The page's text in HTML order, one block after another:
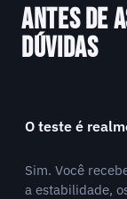
ANTES DE
DÚVIDAS
O teste é
Sim. Você
a estabilidade,